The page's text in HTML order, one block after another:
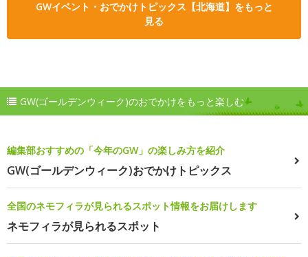
GWイベント・おでかけトピックス【北海道】をもっと
見る
GW(ゴールデンウィーク)のおでかけをもっと楽しむ
編集部おすすめの「今年のGW」の楽しみ方を紹介
GW(ゴールデンウィーク)おでかけトピックス
全国のネモフィラが見られるスポット情報をお届けします
ネモフィラが見られるスポット